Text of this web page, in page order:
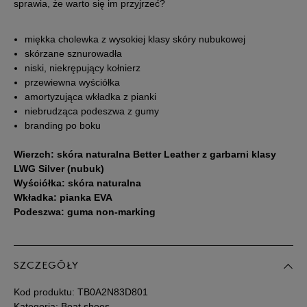
38,5 24,5 cm
39 25 cm
40 26 cm
Podane w centymetrach wymiary dotyczą długości stopy.
sprawia, że warto się im przyjrzeć?
miękka cholewka z wysokiej klasy skóry nubukowej
skórzane sznurowadła
niski, niekrępujący kołnierz
przewiewna wyściółka
amortyzująca wkładka z pianki
niebrudząca podeszwa z gumy
branding po boku
Wierzch: skóra naturalna Better Leather z garbarni klasy
LWG Silver (nubuk)
Wyściółka: skóra naturalna
Wkładka: pianka EVA
Podeszwa: guma non-marking
SZCZEGÓŁY
Kod produktu: TB0A2N83D801